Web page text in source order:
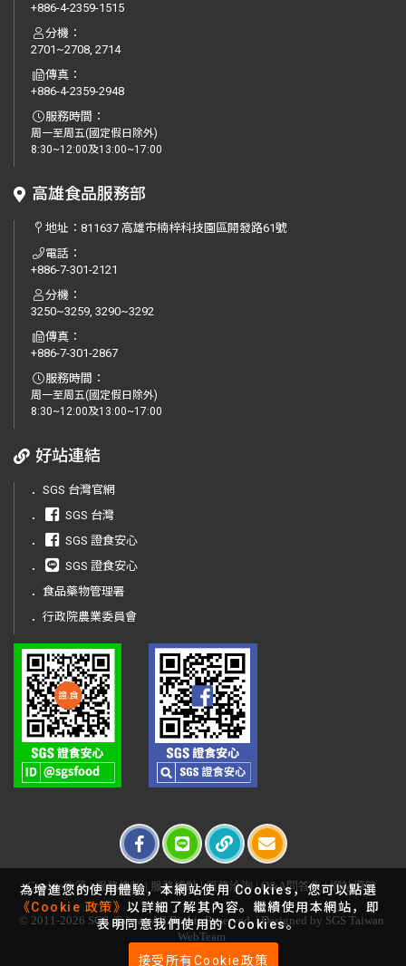
+886-4-2359-1515
分機：
2701~2708, 2714
傳真：
+886-4-2359-2948
服務時間：
周一至周五(國定假日除外)
8:30~12:00及13:00~17:00
高雄食品服務部
地址：811637 高雄市楠梓科技園區開發路61號
電話：
+886-7-301-2121
分機：
3250~3259, 3290~3292
傳真：
+886-7-301-2867
服務時間：
周一至周五(國定假日除外)
8:30~12:00及13:00~17:00
好站連結
． SGS 台灣官網
．
SGS 台灣
．
SGS 證食安心
．
SGS 證食安心
． 食品藥物管理署
． 行政院農業委員會
Cookie政策 |服務條款 | 服務據點 |服務洽詢 |Q&A問答集 |網站導覽
© 2011-2026 SGS. Taiwan All Rights Reserved. | Designed by SGS Taiwan
WebTeam
為增進您的使用體驗，本網站使用 Cookies，您可以點選
《Cookie 政策》以詳細了解其內容。繼續使用本網站，即
表明同意我們使用的 Cookies。
接受所有Cookie政策